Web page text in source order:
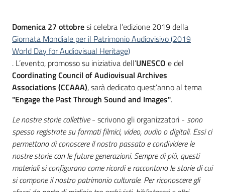
Introduzione
Domenica 27 ottobresi celebra l’edizione 2019 della
Giornata Mondiale per il Patrimonio Audiovisivo (2019
World Day for Audiovisual Heritage)
. L’evento, promosso su iniziativa dell’UNESCO e del
Coordinating Council of Audiovisual Archives
Associations (CCAAA), sarà dedicato quest’anno al tema
"Engage the Past Through Sound and Images".
Le nostre storie collettive- scrivono gli organizzatori - sono
spesso registrate su formati filmici, video, audio o digitali. Essi ci
permettono di conoscere il nostro passato e condividere le
nostre storie con le future generazioni. Sempre di più, questi
materiali si configurano come ricordi e raccontano le storie di cui
si compone il nostro patrimonio culturale. Per riconoscere gli